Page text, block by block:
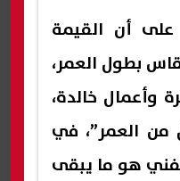
على أن القيمة
بطول العمر،
وأعمال خالدة،
من العمر”، في
هو ما يبقى